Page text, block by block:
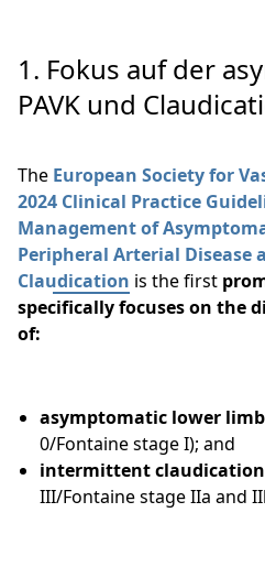
1. Fokus auf der
PAVK und
The European Society for
2024 Clinical Practice
Management of
Peripheral Arterial
Claudication is the first
specifically focuses on the
of:
asymptomatic lower limb
0/Fontaine stage I); and
intermittent claudication
III/Fontaine stage IIa and